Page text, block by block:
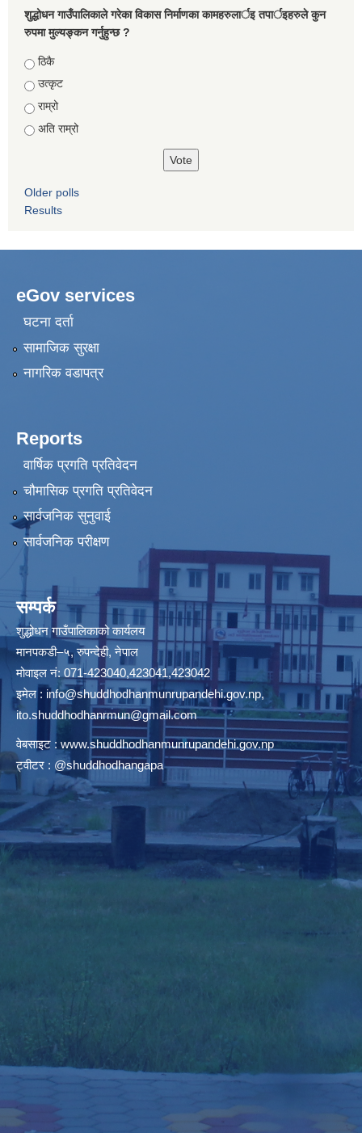
शुद्धोधन गाउँपालिकाले गरेका विकास निर्माणका कामहरुलार्इ तपार्इहरुले कुन
रुपमा मुल्यङ्कन गर्नुहुन्छ ?
Choices
ठिकै
उत्कृट
राम्रो
अति राम्रो
Older polls
Results
eGov services
घटना दर्ता
सामाजिक सुरक्षा
नागरिक वडापत्र
Reports
वार्षिक प्रगति प्रतिवेदन
चौमासिक प्रगति प्रतिवेदन
सार्वजनिक सुनुवाई
सार्वजनिक परीक्षण
सम्पर्क
शुद्धोधन गाउँपालिकाको कार्यलय
मानपकडी–५, रुपन्देही, नेपाल
मोवाइल नं: 071-423040,423041,423042
इमेल : info@shuddhodhanmunrupandehi.gov.np,
ito.shuddhodhanrmun@gmail.com
वेबसाइट : www.shuddhodhanmunrupandehi.gov.np
ट्वीटर : @shuddhodhangapa